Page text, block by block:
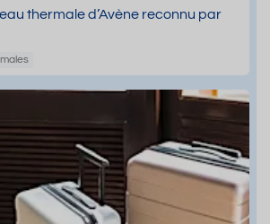
thermale d’Avène reconnu par